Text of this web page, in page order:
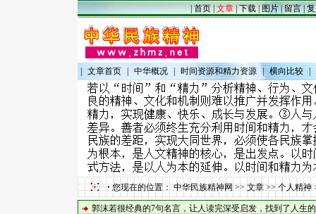
|首页|文章|下载| 图片|留言|
文章首页 中华概况 时间资源和精力资源 | 横向比较
您现在的位置：中华民族精神网>>文章>>个人精神
郭沫若很经典的7句名言，让人读完深受启发，找到了人生